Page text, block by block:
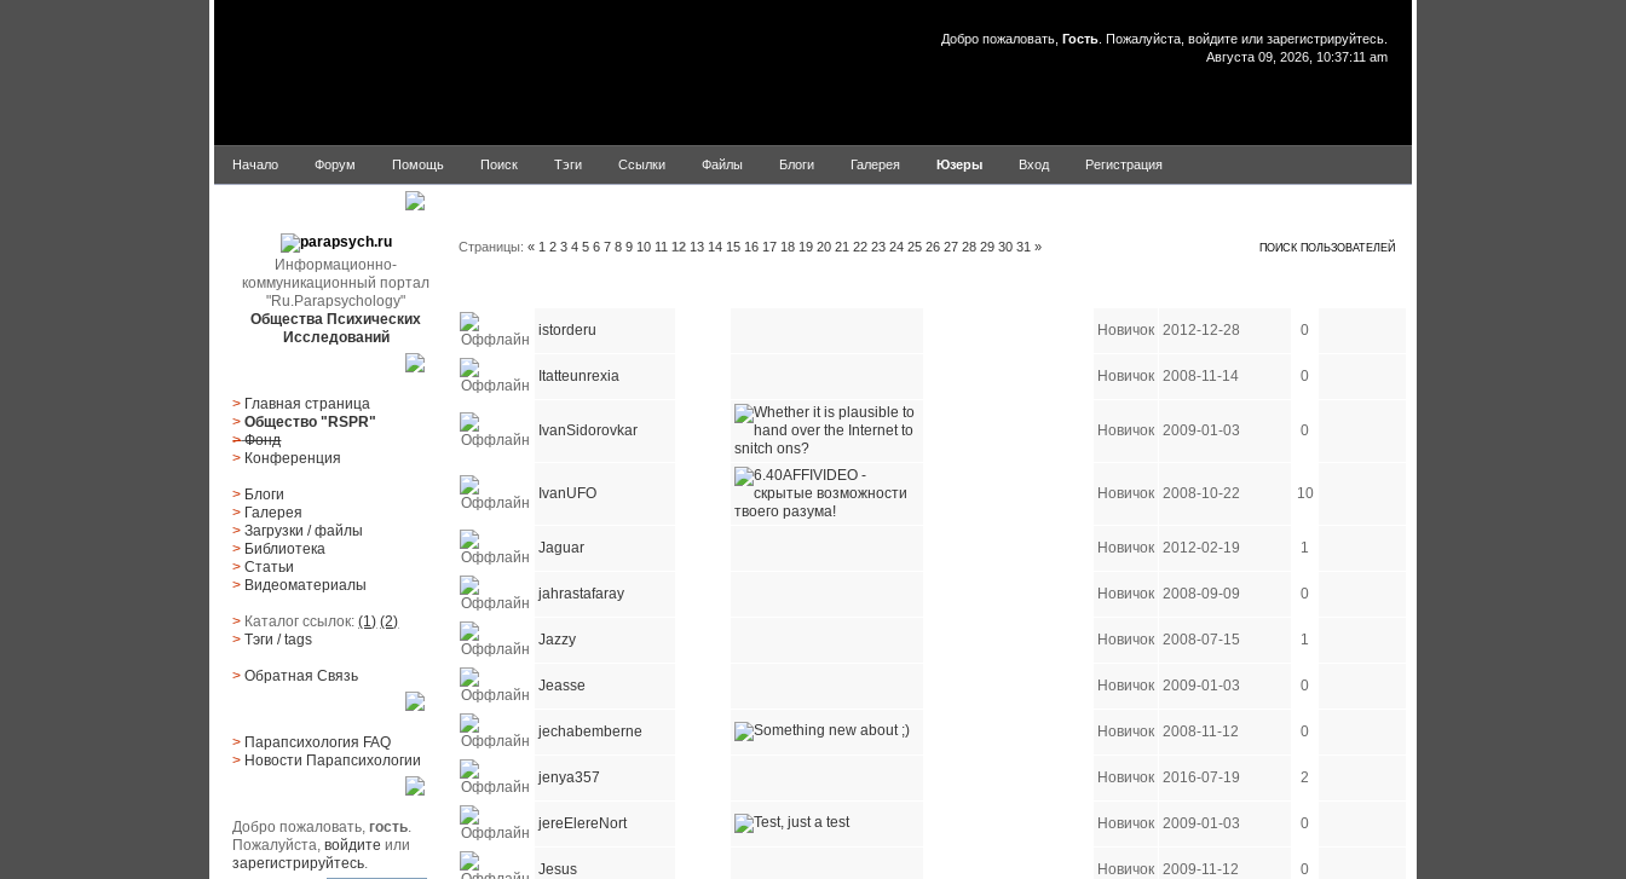
Добро пожаловать, Гость . Пожалуйста, войдите или зарегистрируйтесь
Августа 09, 2026, 10:37:11 am
Начало Форум Помощь Поиск Тэги Ссылки Файлы Блоги Галерея Юзеры Вход Регистрация
Информационно-
коммуникационный портал
"Ru.Parapsychology"
Общества Психических
Исследований
> Главная страница
> Общество "RSPR"
> Фонд
> Конференция
> Блоги
> Галерея
> Загрузки/файлы
> Библиотека
> Статьи
> Видеоматериалы
> Каталог ссылок:(1) (2)
> Тэги/ tags
> Обратная Cвязь
> Парапсихология FAQ
> Новости Парапсихологии
Добро пожаловать,гость.
Пожалуйста,войдите или
зарегистрируйтесь.
ПОИСК ПОЛЬЗОВАТЕЛЕЙ
Страницы:« 1 2 3 4 5 6 7 8 9 10 11 12 13 14 15 16 17 18 19 20 21 22 23 24 25 26 27 28 29 30 31 »
istorderu Новичок 2012-12-28 0
Itatteunrexia Новичок 2008-11-14 0
IvanSidorovkar Новичок 2009-01-03 0
IvanUFO Новичок 2008-10-22 10
Jaguar Новичок 2012-02-19 1
jahrastafaray Новичок 2008-09-09 0
Jazzy Новичок 2008-07-15 1
Jeasse Новичок 2009-01-03 0
jechabemberne Новичок 2008-11-12 0
jenya357 Новичок 2016-07-19 2
jereElereNort Новичок 2009-01-03 0
Jesus Новичок 2009-11-12 0